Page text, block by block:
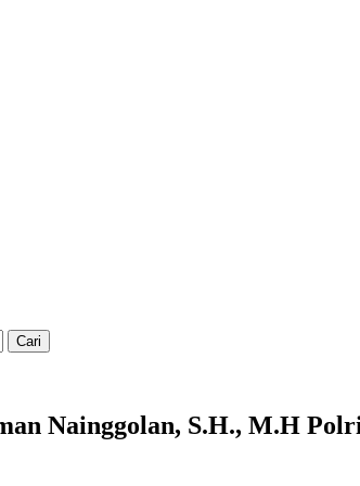
Nainggolan, S.H., M.H